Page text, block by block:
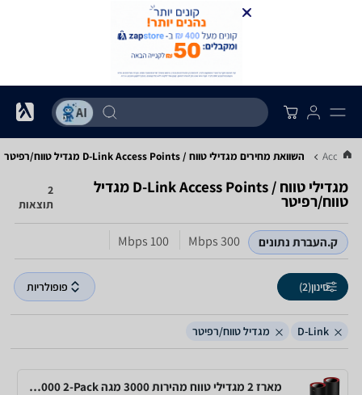
השוואת מחירים מגדילי טווח / Access Points ‏D-Link ‏מגדיל טווח/רפיטר
מגדילי טווח / Access Points ‏D-Link ‏מגדיל
טווח/רפיטר
2
תוצאות
ק.העברת נתונים 300‏ Mbps
100‏ Mbps
סינון(2) פופולריות
D-Link מגדיל טווח/רפיטר
מארז 2 מגדילי טווח מהירות 3000 מגה CUDY M3000 2-Pack